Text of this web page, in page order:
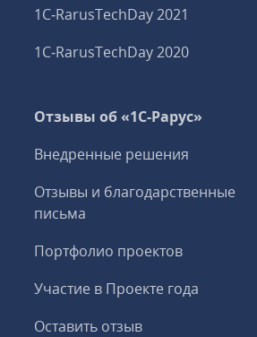
1C‑RarusTechDay 2021
1C‑RarusTechDay 2020
Отзывы об «1С-Рарус»
Внедренные решения
Отзывы и благодарственные
письма
Портфолио проектов
Участие в Проекте года
Оставить отзыв